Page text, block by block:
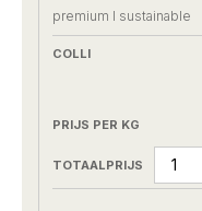
premium I sustainable